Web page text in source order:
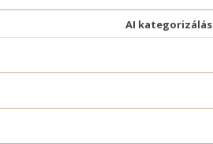
AI kategorizálás